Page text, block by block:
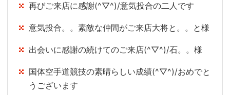
再びご来店に感謝(^▽^)/意気投合の二人です
意気投合。。素敵な仲間がご来店大将と。。と様
出会いに感謝の続けてのご来店(^▽^)/石。。様
国体空手道競技の素晴らしい成績(^▽^)/おめでと
うございます